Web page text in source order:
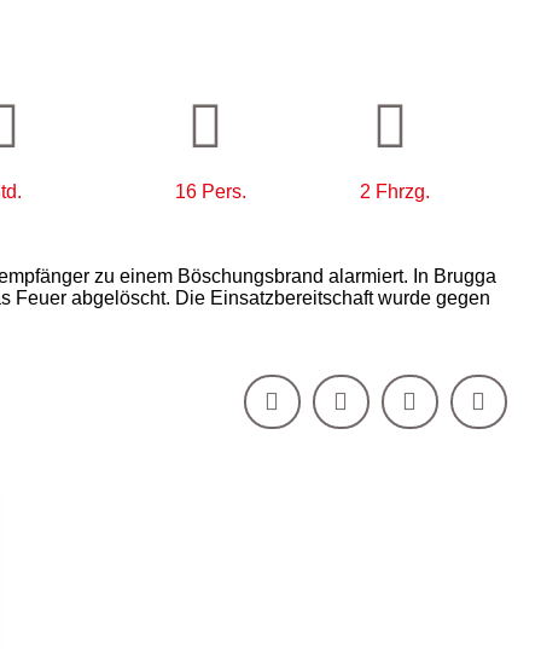
16 Pers. 2 Fhrzg.
zu einem Böschungsbrand alarmiert. In Brugga
abgelöscht. Die Einsatzbereitschaft wurde gegen